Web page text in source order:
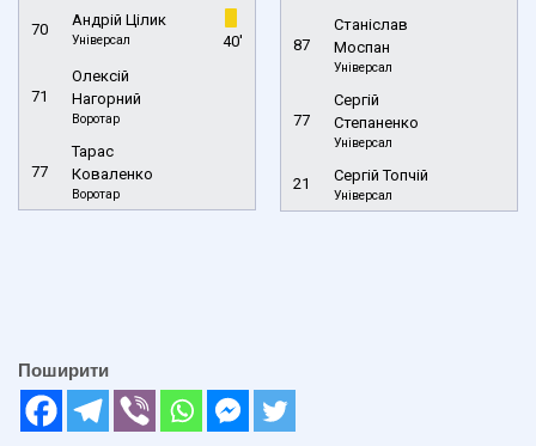
70
Андрій Цілик
Універсал 40'
71
Олексій
Нагорний
Воротар
77
Тарас
Коваленко
Воротар
87
Станіслав
Моспан
Універсал
77
Сергій
Степаненко
Універсал
21 Сергій Топчій
Універсал
Поширити